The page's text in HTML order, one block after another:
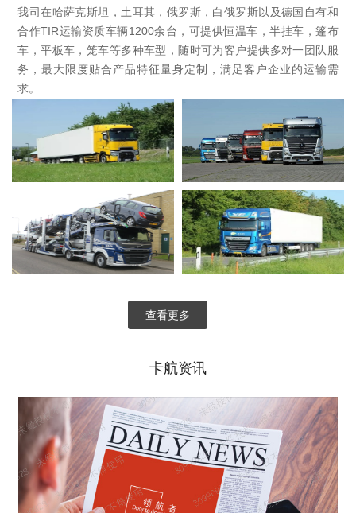
我司在哈萨克斯坦，土耳其，俄罗斯，白俄罗斯以及德国自有和
合作TIR运输资质车辆1200余台，可提供恒温车，半挂车，篷布
车，平板车，笼车等多种车型，随时可为客户提供多对一团队服
务，最大限度贴合产品特征量身定制，满足客户企业的运输需
求。
查看更多
卡航资讯